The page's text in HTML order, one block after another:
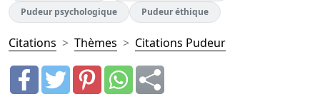
Pudeur psychologique
Pudeur éthique
Citations Thèmes Citations Pudeur